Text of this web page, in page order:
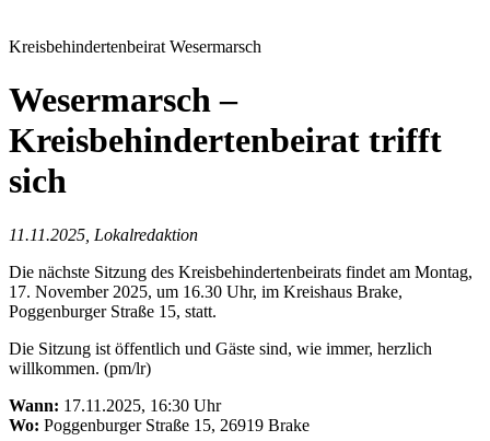
Kreisbehindertenbeirat Wesermarsch
Wesermarsch –
Kreisbehindertenbeirat trifft
sich
11.11.2025, Lokalredaktion
Die nächste Sitzung des Kreisbehindertenbeirats findet am Montag,
17. November 2025, um 16.30 Uhr, im Kreishaus Brake,
Poggenburger Straße 15, statt.
Die Sitzung ist öffentlich und Gäste sind, wie immer, herzlich
willkommen. (pm/lr)
Wann: 17.11.2025, 16:30 Uhr
Wo: Poggenburger Straße 15, 26919 Brake